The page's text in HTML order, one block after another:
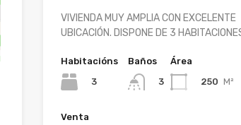
VIVIENDA MUY AMPLIA CON EXCELENTE
UBICACIÓN. DISPONE DE 3
Habitacións
3
Baños
3
Área
250 M²
Venta